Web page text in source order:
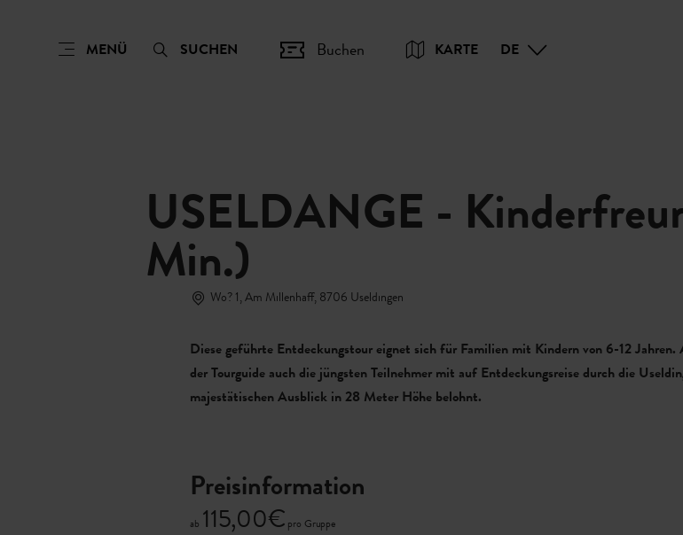
MENÜ SUCHEN Buchen KARTE DE
USELDANGE -
Min.)
Wo? 1, Am Millenhaff, 8706 Useldingen
Diese geführte Entdeckungstour eignet sich für Familien mit Kindern von 6-12
der Tourguide auch die jüngsten Teilnehmer mit auf Entdeckungsreise durch die
majestätischen Ausblick in 28 Meter Höhe belohnt.
Preisinformation
ab 115,00€ pro Gruppe